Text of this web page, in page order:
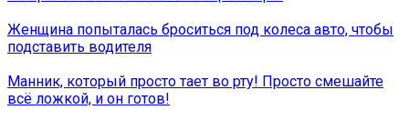
Женщина попыталась броситься под колеса авто, чтобы
подставить водителя
Манник, который просто тает во рту! Просто смешайте
всё ложкой, и он готов!